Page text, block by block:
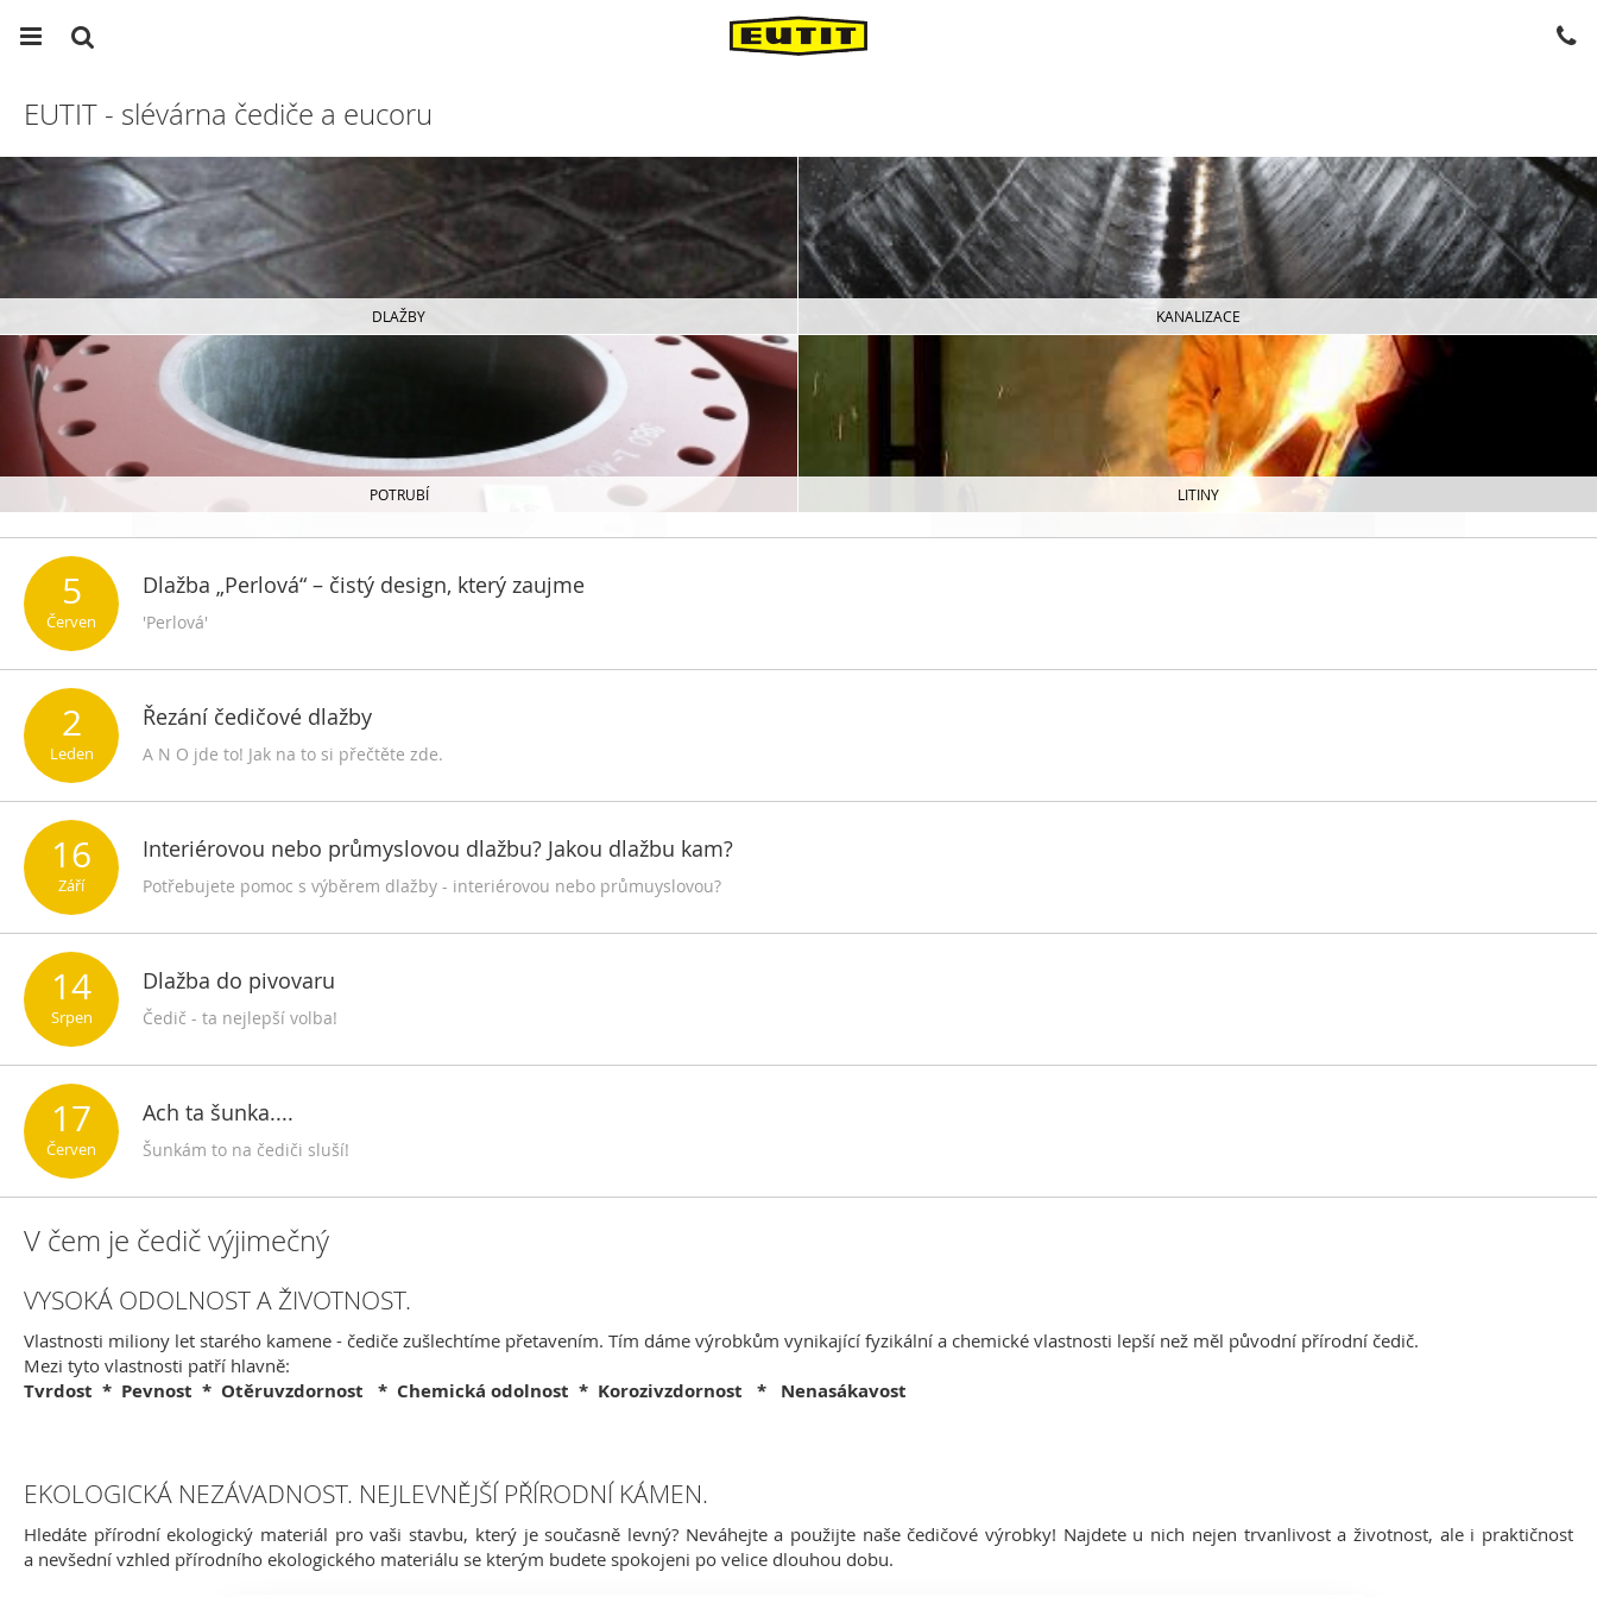
EUTIT - slévárna čediče a eucoru
DLAŽBY KANALIZACE
POTRUBÍ LITINY
5
Červen
Dlažba „Perlová“ – čistý design, který zaujme
'Perlová'
2
Leden
Řezání čedičové dlažby
A N O jde to! Jak na to si přečtěte zde.
16
Září
Interiérovou nebo průmyslovou dlažbu? Jakou dlažbu kam?
Potřebujete pomoc s výběrem dlažby - interiérovou nebo průmuyslovou?
14
Srpen
Dlažba do pivovaru
Čedič - ta nejlepší volba!
17
Červen
Ach ta šunka....
Šunkám to na čediči sluší!
V čem je čedič výjimečný
VYSOKÁ ODOLNOST A ŽIVOTNOST.
Vlastnosti miliony let starého kamene - čediče zušlechtíme přetavením. Tím dáme výrobkům vynikající fyzikální a chemické vlastnosti lepší než měl původní přírodní čedič.
Mezi tyto vlastnosti patří hlavně:
Tvrdost * Pevnost * Otěruvzdornost * Chemická odolnost * Korozivzdornost * Nenasákavost
EKOLOGICKÁ NEZÁVADNOST. NEJLEVNĚJŠÍ PŘÍRODNÍ KÁMEN.
Hledáte přírodní ekologický materiál pro vaši stavbu, který je současně levný? Neváhejte a použijte naše čedičové výrobky! Najdete u nich nejen trvanlivost a životnost, ale i praktičnost
a nevšední vzhled přírodního ekologického materiálu se kterým budete spokojeni po velice dlouhou dobu.